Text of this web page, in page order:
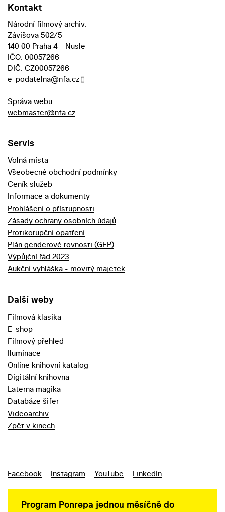
Kontakt
Národní filmový archiv:
Závišova 502/5
140 00 Praha 4 - Nusle
IČO: 00057266
DIČ: CZ00057266
e-podatelna@nfa.cz
Správa webu:
webmaster@nfa.cz
Servis
Volná místa
Všeobecné obchodní podmínky
Ceník služeb
Informace a dokumenty
Prohlášení o přístupnosti
Zásady ochrany osobních údajů
Protikorupční opatření
Plán genderové rovnosti (GEP)
Výpůjční řád 2023
Aukční vyhláška - movitý majetek
Další weby
Filmová klasika
E-shop
Filmový přehled
Iluminace
Online knihovní katalog
Digitální knihovna
Laterna magika
Databáze šifer
Videoarchiv
Zpět v kinech
Facebook Instagram YouTube LinkedIn
Program Ponrepa jednou měsíčně do